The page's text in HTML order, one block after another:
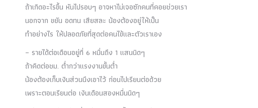
ถ้าเกิดอะไรขึ้น หันไปรอบๆ อาจหาไม่เจอซักคนที่คอยช่วยเรา
นอกจาก ขยัน อดทน เสียสละ น้องต้องอยู่ให้เป็น
ทำอย่างไร ให้ปลอดภัยที่สุดต่อคนไข้และตัวเราเอง
– รายได้ต่อเดือนอยู่ที่ 6 หมื่นถึง 1 แสนนิดๆ
ถ้าคิดต่อชม. ต่ำกว่าแรงงานขั้นต่ำ
น้องต้องเก็บเงินส่วนนึงเอาไว้ ก่อนไปเรียนต่อด้วย
เพราะตอนเรียนต่อ เงินเดือนสองหมื่นนิดๆ